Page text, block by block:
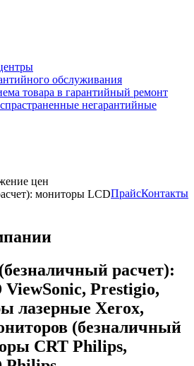
обслуживания
товара в гарантийный ремонт
негарантийные
цен
мониторы LCDПрайсКонтакты
расчет):
Prestigio,
лазерные Xerox,
(безналичный
CRT Philips,